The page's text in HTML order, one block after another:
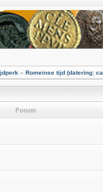
» Romeinse tijd (datering:
Forum